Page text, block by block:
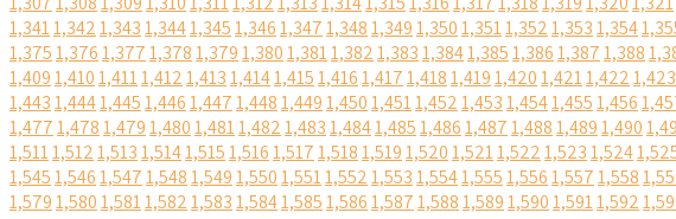
1,3411,3421,3431,3441,3451,3461,3471,3481,3491,3501,3511,3521,3531,354
1,3751,3761,3771,3781,3791,3801,3811,3821,3831,3841,3851,3861,3871,388
1,4091,4101,4111,4121,4131,4141,4151,4161,4171,4181,4191,4201,4211,4221,423
1,4431,4441,4451,4461,4471,4481,4491,4501,4511,4521,4531,4541,4551,456
1,4771,4781,4791,4801,4811,4821,4831,4841,4851,4861,4871,4881,4891,490
1,5111,5121,5131,5141,5151,5161,5171,5181,5191,5201,5211,5221,5231,524
1,5451,5461,5471,5481,5491,5501,5511,5521,5531,5541,5551,5561,5571,558
1,5791,5801,5811,5821,5831,5841,5851,5861,5871,5881,5891,5901,5911,592